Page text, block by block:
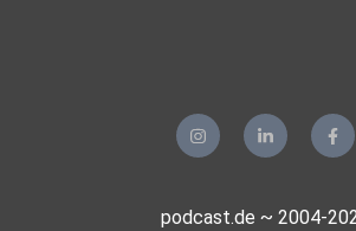
podcast.de ~ 2004-